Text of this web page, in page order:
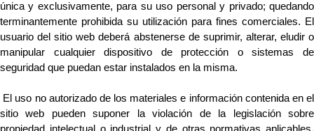
única y exclusivamente, para su uso personal y privado; quedando
terminantemente prohibida su utilización para fines comerciales. El
usuario del sitio web deberá abstenerse de suprimir, alterar, eludir o
manipular cualquier dispositivo de protección o sistemas de
seguridad que puedan estar instalados en la misma.
El uso no autorizado de los materiales e información contenida en el
sitio web pueden suponer la violación de la legislación sobre